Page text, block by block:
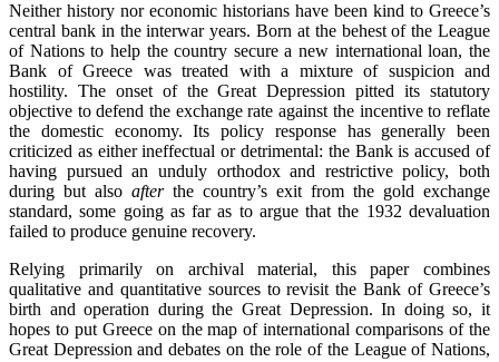
Neither history nor economic historians have been kind to Greece’s
central bank in the interwar years. Born at the behest of the League
of Nations to help the country secure a new international loan, the
Bank of Greece was treated with a mixture of suspicion and
hostility. The onset of the Great Depression pitted its statutory
objective to defend the exchange rate against the incentive to reflate
the domestic economy. Its policy response has generally been
criticized as either ineffectual or detrimental: the Bank is accused of
having pursued an unduly orthodox and restrictive policy, both
during but also afterthe country’s exit from the gold exchange
standard, some going as far as to argue that the 1932 devaluation
failed to produce genuine recovery.
Relying primarily on archival material, this paper combines
qualitative and quantitative sources to revisit the Bank of Greece’s
birth and operation during the Great Depression. In doing so, it
hopes to put Greece on the map of international comparisons of the
Great Depression and debates on the role of the League of Nations,